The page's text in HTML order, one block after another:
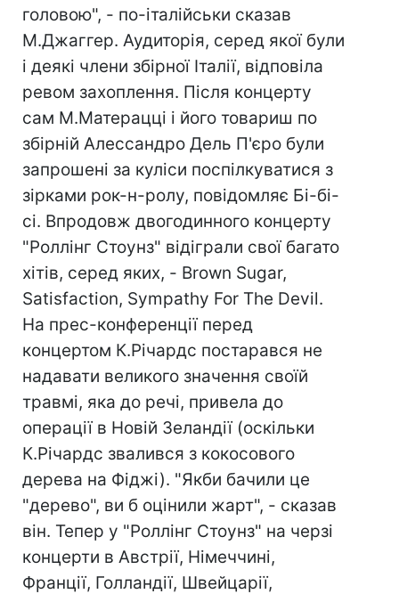
головою", - по-італійськи сказав
М.Джаггер. Аудиторія, серед якої були
і деякі члени збірної Італії, відповіла
ревом захоплення. Після концерту
сам М.Матерацці і його товариш по
збірній Алессандро Дель П'єро були
запрошені за куліси поспілкуватися з
зірками рок-н-ролу, повідомляє Бі-бі-
сі. Впродовж двогодинного концерту
"Роллінг Стоунз" відіграли свої багато
хітів, серед яких, - Brown Sugar,
Satisfaction, Sympathy For The Devil.
На прес-конференції перед
концертом К.Річардс постарався не
надавати великого значення своїй
травмі, яка до речі, привела до
операції в Новій Зеландії (оскільки
К.Річардс звалився з кокосового
дерева на Фіджі). "Якби бачили це
"дерево", ви б оцінили жарт", - сказав
він. Тепер у "Роллінг Стоунз" на черзі
концерти в Австрії, Німеччині,
Франції, Голландії, Швейцарії,